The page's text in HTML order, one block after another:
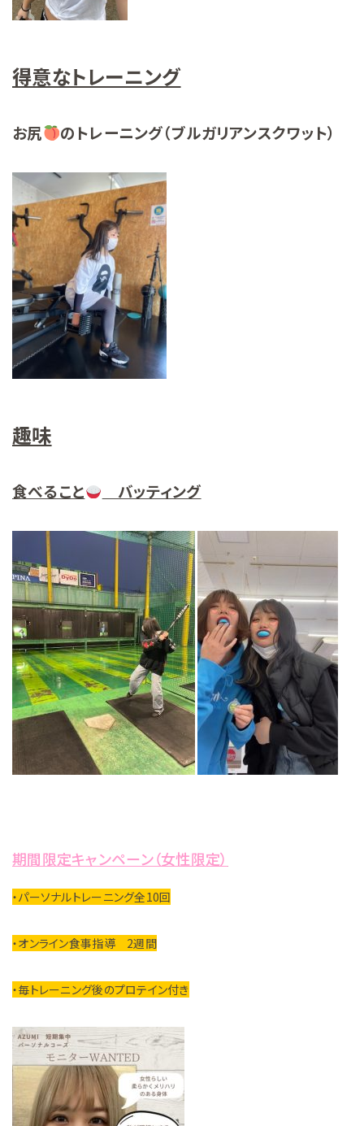
得意なトレーニング
お尻 のトレーニング（ブルガリアンスクワット）
趣味
食べること バッティング
期間限定キャンペーン（女性限定）
・パーソナルトレーニング全10回
・オンライン食事指導 2週間
・毎トレーニング後のプロテイン付き